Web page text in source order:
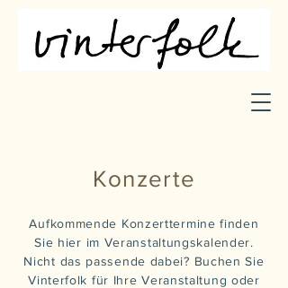
Konzerte
Aufkommende Konzerttermine finden
Sie hier im Veranstaltungskalender.
Nicht das passende dabei? Buchen Sie
Vinterfolk für Ihre Veranstaltung oder